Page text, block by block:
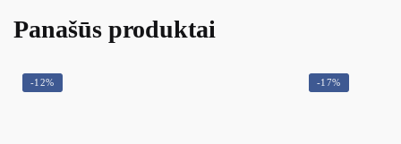
Panašūs produktai
-12% -17%